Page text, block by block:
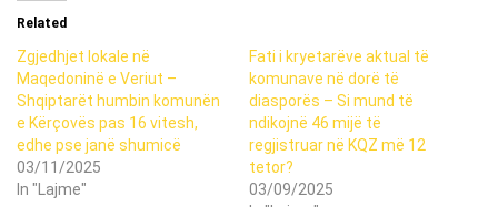
Related
Zgjedhjet lokale në
Maqedoninë e Veriut –
Shqiptarët humbin komunën
e Kërçovës pas 16 vitesh,
edhe pse janë shumicë
03/11/2025
In "Lajme"
Fati i kryetarëve aktual të
komunave në dorë të
diasporës – Si mund të
ndikojnë 46 mijë të
regjistruar në KQZ më 12
tetor?
03/09/2025